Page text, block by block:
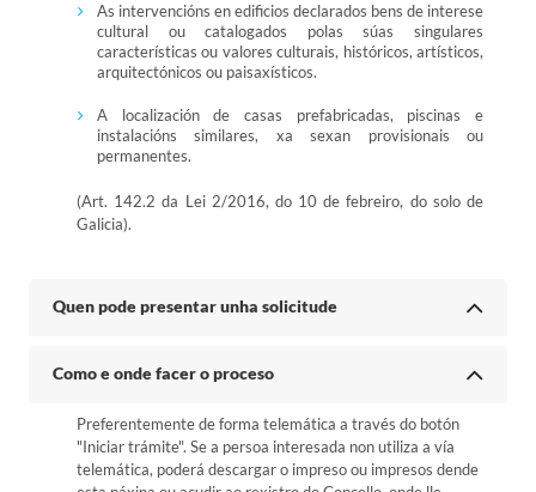
As intervencións en edificios declarados bens de interese
cultural ou catalogados polas súas singulares
características ou valores culturais, históricos, artísticos,
arquitectónicos ou paisaxísticos.
A localización de casas prefabricadas, piscinas e
instalacións similares, xa sexan provisionais ou
permanentes.
(Art. 142.2 da Lei 2/2016, do 10 de febreiro, do solo de
Galicia).
Quen pode presentar unha solicitude
Como e onde facer o proceso
Preferentemente de forma telemática a través do botón
"Iniciar trámite". Se a persoa interesada non utiliza a vía
telemática, poderá descargar o impreso ou impresos dende